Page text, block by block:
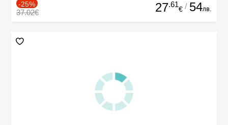
-25%
37.02€ 27.61
€ / 54лв.